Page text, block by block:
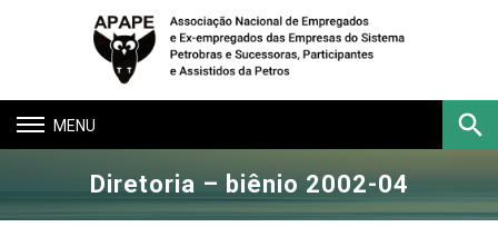
Toggle
navigation
Buscar
Diretoria – biênio 2002-04